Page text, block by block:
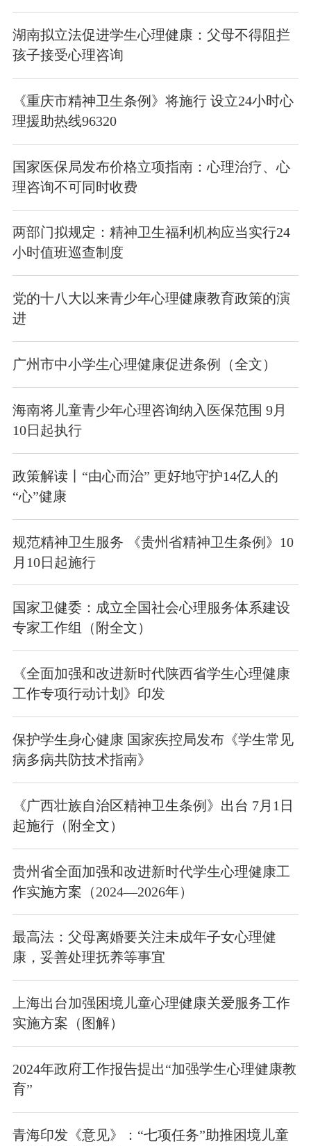
湖南拟立法促进学生心理健康：父母不得阻拦
孩子接受心理咨询
《重庆市精神卫生条例》将施行 设立24小时心
理援助热线96320
国家医保局发布价格立项指南：心理治疗、心
理咨询不可同时收费
两部门拟规定：精神卫生福利机构应当实行24
小时值班巡查制度
党的十八大以来青少年心理健康教育政策的演
进
广州市中小学生心理健康促进条例（全文）
海南将儿童青少年心理咨询纳入医保范围 9月
10日起执行
政策解读丨“由心而治” 更好地守护14亿人的
“心”健康
规范精神卫生服务 《贵州省精神卫生条例》10
月10日起施行
国家卫健委：成立全国社会心理服务体系建设
专家工作组（附全文）
《全面加强和改进新时代陕西省学生心理健康
工作专项行动计划》印发
保护学生身心健康 国家疾控局发布《学生常见
病多病共防技术指南》
《广西壮族自治区精神卫生条例》出台 7月1日
起施行（附全文）
贵州省全面加强和改进新时代学生心理健康工
作实施方案（2024—2026年）
最高法：父母离婚要关注未成年子女心理健
康，妥善处理抚养等事宜
上海出台加强困境儿童心理健康关爱服务工作
实施方案（图解）
2024年政府工作报告提出“加强学生心理健康教
育”
青海印发《意见》：“七项任务”助推困境儿童